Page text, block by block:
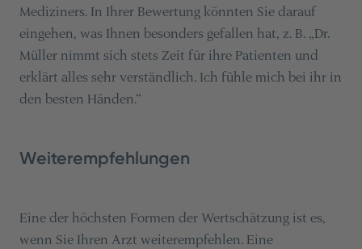
Mediziners. In Ihrer Bewertung könnten Sie darauf
eingehen, was Ihnen besonders gefallen hat, z. B. „Dr.
Müller nimmt sich stets Zeit für ihre Patienten und
erklärt alles sehr verständlich. Ich fühle mich bei ihr in
den besten Händen.“
Weiterempfehlungen
Eine der höchsten Formen der Wertschätzung ist es,
wenn Sie Ihren Arzt weiterempfehlen. Eine